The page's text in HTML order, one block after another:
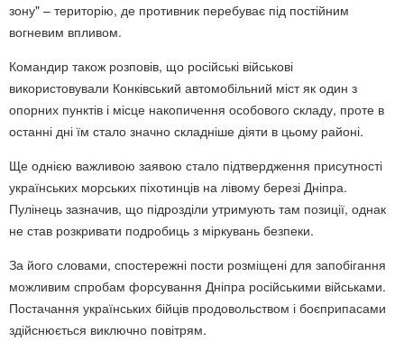
зону" – територію, де противник перебуває під постійним
вогневим впливом.
Командир також розповів, що російські військові
використовували Конківський автомобільний міст як один з
опорних пунктів і місце накопичення особового складу, проте в
останні дні їм стало значно складніше діяти в цьому районі.
Ще однією важливою заявою стало підтвердження присутності
українських морських піхотинців на лівому березі Дніпра.
Пулінець зазначив, що підрозділи утримують там позиції, однак
не став розкривати подробиць з міркувань безпеки.
За його словами, спостережні пости розміщені для запобігання
можливим спробам форсування Дніпра російськими військами.
Постачання українських бійців продовольством і боєприпасами
здійснюється виключно повітрям.